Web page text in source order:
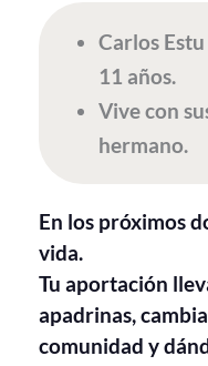
Carlos
11 años.
Vive con
hermano.
En los próximos
vida.
Tu aportación
apadrinas,
comunidad y